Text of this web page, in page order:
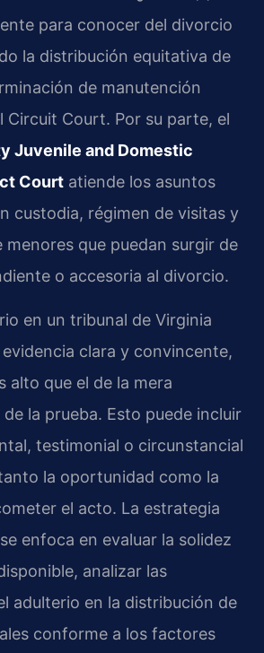
para conocer del divorcio
la distribución equitativa de
de manutención
Court. Por su parte, el
Juvenile and Domestic
Court atiende los asuntos
custodia, régimen de visitas y
menores que puedan surgir de
o accesoria al divorcio.
en un tribunal de Virginia
clara y convincente,
alto que el de la mera
la prueba. Esto puede incluir
testimonial o circunstancial
la oportunidad como la
el acto. La estrategia
enfoca en evaluar la solidez
analizar las
adulterio en la distribución de
conforme a los factores